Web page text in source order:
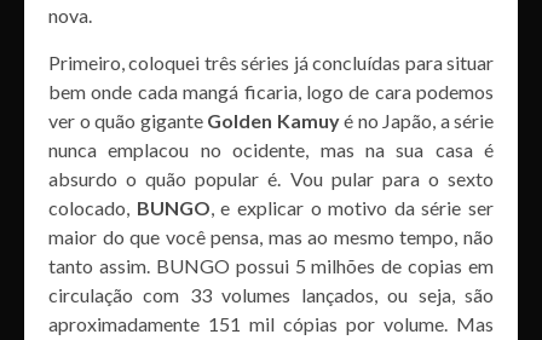
nova.
Primeiro, coloquei três séries já concluídas para situar
bem onde cada mangá ficaria, logo de cara podemos
ver o quão gigante Golden Kamuyé no Japão, a série
nunca emplacou no ocidente, mas na sua casa é
absurdo o quão popular é. Vou pular para o sexto
colocado, BUNGO, e explicar o motivo da série ser
maior do que você pensa, mas ao mesmo tempo, não
tanto assim. BUNGO possui 5 milhões de copias em
circulação com 33 volumes lançados, ou seja, são
aproximadamente 151 mil cópias por volume. Mas